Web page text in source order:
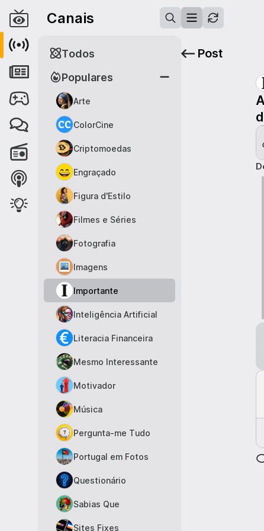
Canais
Populares
Arte
ColorCine
Criptomoedas
Engraçado
Figura d'Estilo
Filmes e Séries
Fotografia
Imagens
Importante
Inteligência Artificial
Literacia Financeira
Mesmo Interessante
Motivador
Música
Pergunta-me Tudo
Portugal em Fotos
Questionário
Sabias Que
Sites Fixes
Todos Post